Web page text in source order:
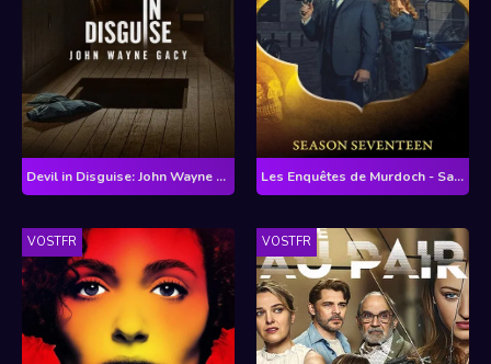
Devil in Disguise: John Wayne Gacy - Saison 1 Les Enquêtes de Murdoch - Saison 17
VOSTFR VOSTFR